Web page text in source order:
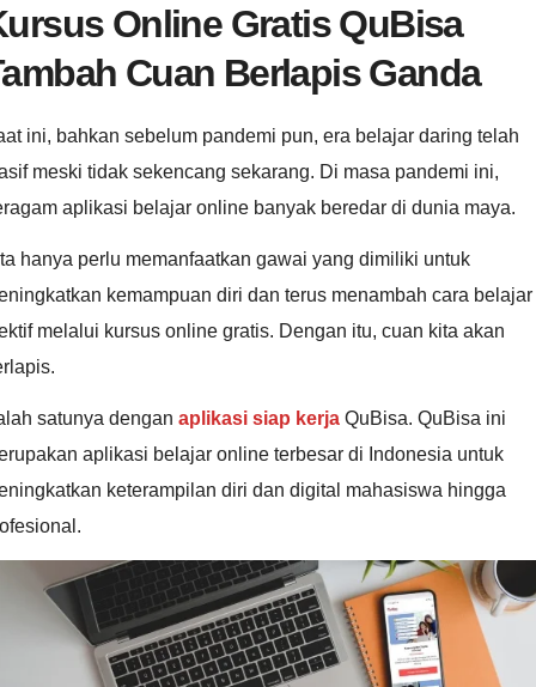
Online Gratis QuBisa
Cuan Berlapis Ganda
ini, bahkan sebelum pandemi pun, era belajar daring telah
meski tidak sekencang sekarang. Di masa pandemi ini,
aplikasi belajar online banyak beredar di dunia maya.
hanya perlu memanfaatkan gawai yang dimiliki untuk
kemampuan diri dan terus menambah cara belajar
melalui kursus online gratis. Dengan itu, cuan kita akan
satunya dengan aplikasi siap kerja QuBisa. QuBisa ini
aplikasi belajar online terbesar di Indonesia untuk
keterampilan diri dan digital mahasiswa hingga